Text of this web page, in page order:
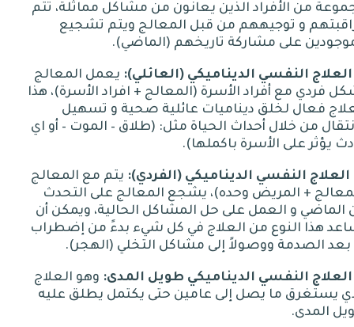
من الأفراد الذين يعانون من مشاكل مماثلة، تتم
و توجيههم من قبل المعالج ويتم تشجيع
على مشاركة تاريخهم (الماضي).
النفسي الديناميكي (العائلي): يعمل المعالج
فردي مع أفراد الأسرة (المعالج + افراد الأسرة)، هذا
فعال لخلق ديناميات عائلية صحية و تسهيل
من خلال أحداث الحياة مثل: (طلاق – الموت – أو اي
يؤثر على الأسرة باكملها).
النفسي الديناميكي (الفردي): يتم مع المعالج
+ المريض وحده)، يشجع المعالج على التحدث
الماضي و العمل على حل المشاكل الحالية، ويمكن أن
هذا النوع من العلاج في كل شيء بدءً من إضطراب
بعد الصدمة ووصولاً إلى مشاكل التخلي (الهجر).
النفسي الديناميكي طويل المدى: وهو العلاج
يستغرق ما يصل إلى عامين حتى يكتمل يطلق عليه
المدى.